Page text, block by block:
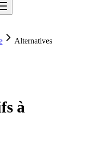
Alternatives
à